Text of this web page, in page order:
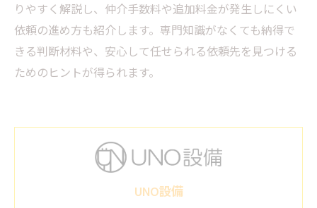
りやすく解説し、仲介手数料や追加料金が発生しにくい
依頼の進め方も紹介します。専門知識がなくても納得で
きる判断材料や、安心して任せられる依頼先を見つける
ためのヒントが得られます。
UNO設備